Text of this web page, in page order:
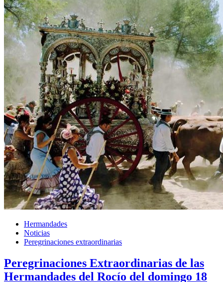
Hermandades
Noticias
Peregrinaciones extraordinarias
Peregrinaciones Extraordinarias de las
Hermandades del Rocío del domingo 18